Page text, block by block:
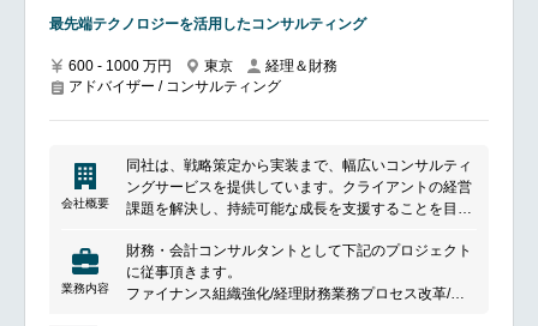
最先端テクノロジーを活用したコンサルティング
600 - 1000 万円 東京
経理＆財務
アドバイザー / コンサルティング
会社概要
同社は、戦略策定から実装まで、幅広いコンサルティ
ングサービスを提供しています。クライアントの経営
課題を解決し、持続可能な成長を支援することを目指
戦略の立案やビジネスプロセスの改善を推進します。
テクノロジーの導入やデジタルトランスフォーメーシ
ョンにおいてもリーディングカンパニーとして、クラ
業務内容
財務・会計コンサルタントとして下記のプロジェクト
に従事頂きます。
ファイナンス組織強化/経理財務業務プロセス改革/会